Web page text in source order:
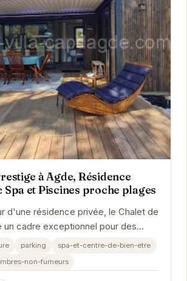
à Agde, Résidence
Spa et Piscines proche plages
d'une résidence privée, le Chalet de
un cadre exceptionnel pour des
Son spa, ses piscines et...
parking
spa-et-centre-de-bien-etre
non-fumeurs